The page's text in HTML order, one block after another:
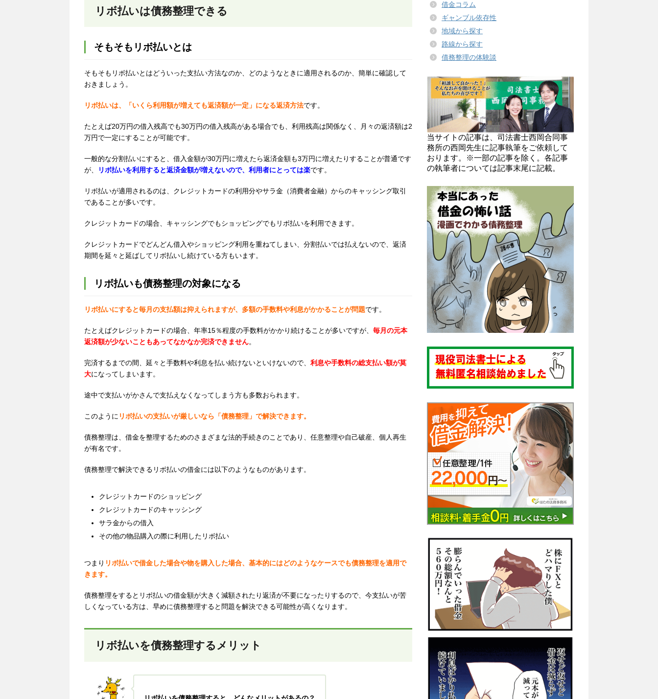
リボ払いは債務整理できる
そもそもリボ払いとは
そもそもリボ払いとはどういった支払い方法なのか、どのようなときに適用されるのか、簡単に確認して
おきましょう。
リボ払いは、「いくら利用額が増えても返済額が一定」になる返済方法です。
たとえば20万円の借入残高でも30万円の借入残高がある場合でも、利用残高は関係なく、月々の返済額は2
万円で一定にすることが可能です。
一般的な分割払いにすると、借入金額が30万円に増えたら返済金額も3万円に増えたりすることが普通です
が、
リボ払いを利用すると返済金額が増えないので、利用者にとっては楽です。
リボ払いが適用されるのは、クレジットカードの利用分やサラ金（消費者金融）からのキャッシング取引
であることが多いです。
クレジットカードの場合、キャッシングでもショッピングでもリボ払いを利用できます。
クレジットカードでどんどん借入やショッピング利用を重ねてしまい、分割払いでは払えないので、返済
期間を延々と延ばしてリボ払いし続けている方もいます。
リボ払いも債務整理の対象になる
リボ払いにすると毎月の支払額は抑えられますが、多額の手数料や利息がかかることが問題です。
たとえばクレジットカードの場合、年率15％程度の手数料がかかり続けることが多いですが、 毎月の元本
返済額が少ないこともあってなかなか完済できません。
完済するまでの間、延々と手数料や利息を払い続けないといけないので、 利息や手数料の総支払い額が莫
大になってしまいます。
途中で支払いがかさんで支払えなくなってしまう方も多数おられます。
このように リボ払いの支払いが厳しいなら「債務整理」で解決できます。
債務整理は、借金を整理するためのさまざまな法的手続きのことであり、任意整理や自己破産、個人再生
が有名です。
債務整理で解決できるリボ払いの借金には以下のようなものがあります。
クレジットカードのショッピング
クレジットカードのキャッシング
サラ金からの借入
その他の物品購入の際に利用したリボ払い
つまり リボ払いで借金した場合や物を購入した場合、基本的にはどのようなケースでも債務整理を適用で
きます。
債務整理をするとリボ払いの借金額が大きく減額されたり返済が不要になったりするので、今支払いが苦
しくなっている方は、早めに債務整理すると問題を解決できる可能性が高くなります。
リボ払いを債務整理するメリット
借金コラム
ギャンブル依存性
地域から探す
路線から探す
債務整理の体験談
当サイトの記事は、司法書士西岡合同事
務所の西岡先生に記事執筆をご依頼して
おります。※一部の記事を除く。各記事
の執筆者については記事末尾に記載。